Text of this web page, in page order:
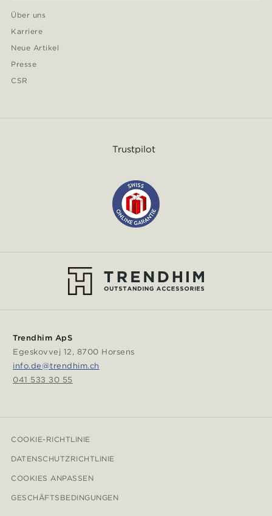
Über uns
Karriere
Neue Artikel
Presse
CSR
Trustpilot
Trendhim ApS
Egeskovvej 12, 8700 Horsens
info.de@trendhim.ch
041 533 30 55
COOKIE-RICHTLINIE
DATENSCHUTZRICHTLINIE
COOKIES ANPASSEN
GESCHÄFTSBEDINGUNGEN